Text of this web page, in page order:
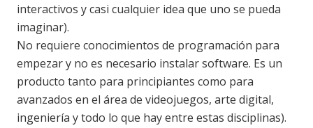
interactivos y casi cualquier idea que uno se pueda
imaginar).
No requiere conocimientos de programación para
empezar y no es necesario instalar software. Es un
producto tanto para principiantes como para
avanzados en el área de videojuegos, arte digital,
ingeniería y todo lo que hay entre estas disciplinas).